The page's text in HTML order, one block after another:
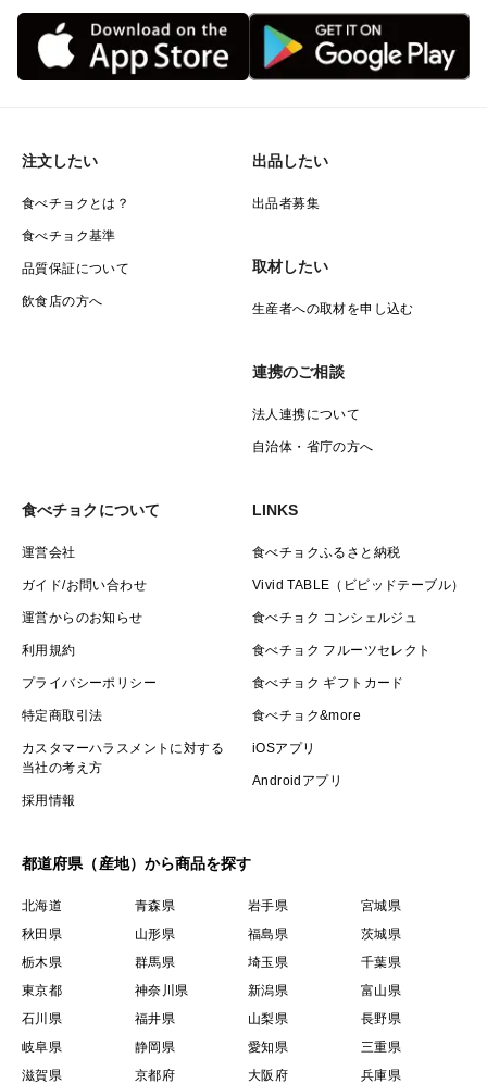
注文したい
食べチョクとは？
食べチョク基準
品質保証について
飲食店の方へ
出品したい
出品者募集
取材したい
生産者への取材を申し込む
連携のご相談
法人連携について
自治体・省庁の方へ
食べチョクについて
運営会社
ガイド/お問い合わせ
運営からのお知らせ
利用規約
プライバシーポリシー
特定商取引法
カスタマーハラスメントに対する
当社の考え方
採用情報
LINKS
食べチョクふるさと納税
Vivid TABLE（ビビッドテーブル）
食べチョク コンシェルジュ
食べチョク フルーツセレクト
食べチョク ギフトカード
食べチョク&more
iOSアプリ
Androidアプリ
都道府県（産地）から商品を探す
北海道 青森県 岩手県
宮城県
秋田県
山形県 福島県
茨城県
栃木県
群馬県 埼玉県
千葉県
東京都
神奈川県 新潟県
富山県
石川県
福井県 山梨県
長野県
岐阜県
静岡県 愛知県
三重県
滋賀県
京都府 大阪府 兵庫県